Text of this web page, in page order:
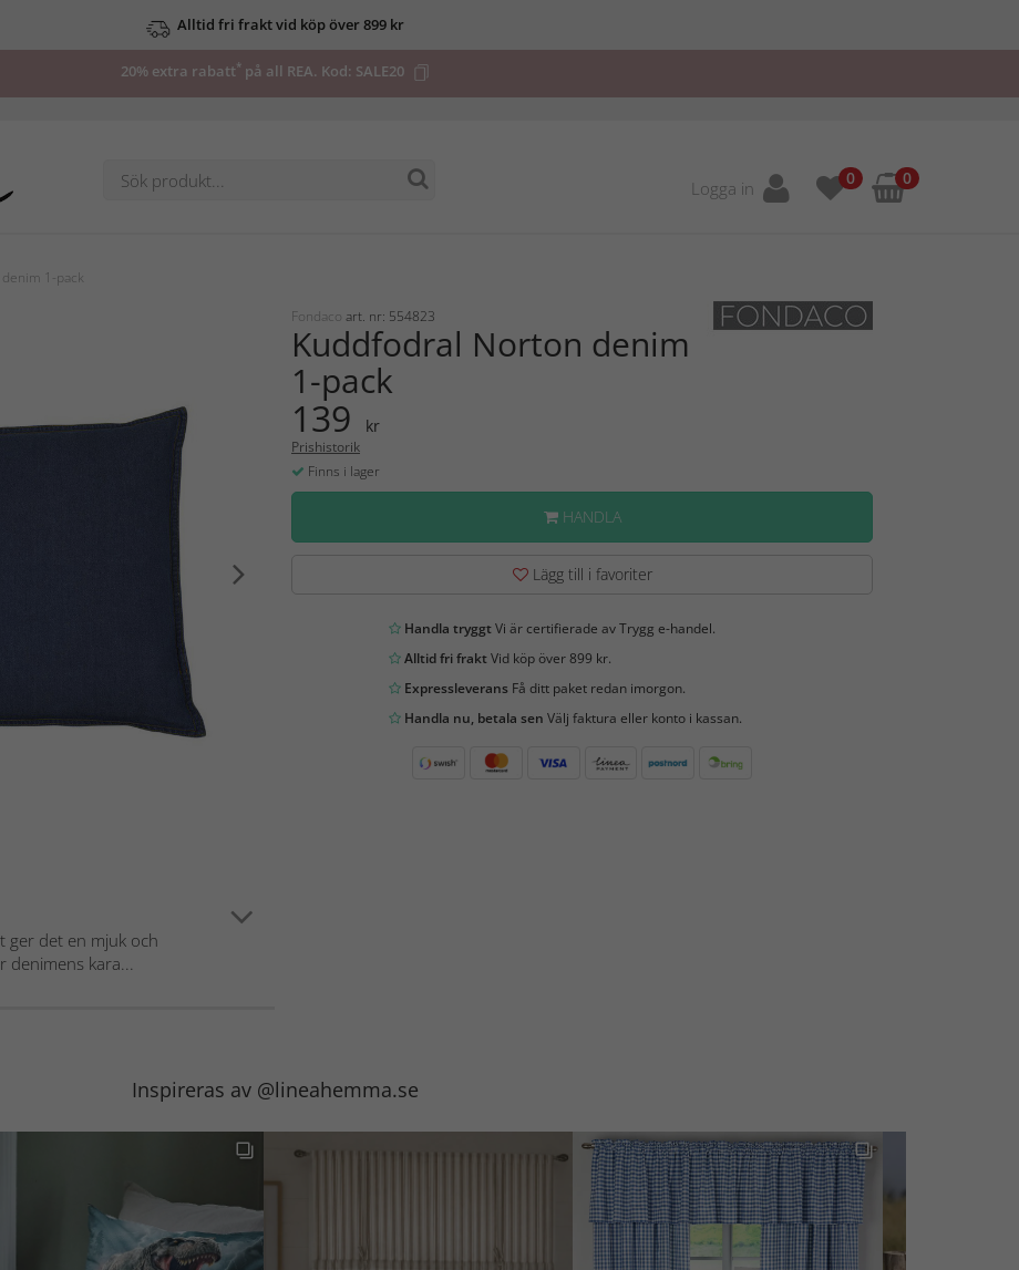
Alltid fri frakt vid köp över 899 kr
20% extra rabatt*på all REA. Kod: SALE20
Logga in 0 0
1-pack
ger det en mjuk och
denimens kara...
Fondaco art. nr: 554823
Kuddfodral Norton denim
1-pack
139 kr
Prishistorik
Finns i lager
HANDLA
Lägg till i favoriter
Handla tryggtVi är certifierade av Trygg e-handel.
Alltid fri fraktVid köp över 899 kr.
ExpressleveransFå ditt paket redan imorgon.
Handla nu, betala sen Välj faktura eller konto i kassan.
Inspireras av @lineahemma.se